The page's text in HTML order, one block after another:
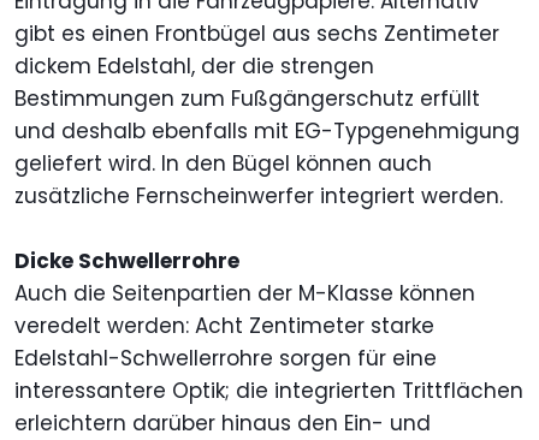
gibt es einen Frontbügel aus sechs Zentimeter
dickem Edelstahl, der die strengen
Bestimmungen zum Fußgängerschutz erfüllt
und deshalb ebenfalls mit EG-Typgenehmigung
geliefert wird. In den Bügel können auch
zusätzliche Fernscheinwerfer integriert werden.
Dicke Schwellerrohre
Auch die Seitenpartien der M-Klasse können
veredelt werden: Acht Zentimeter starke
Edelstahl-Schwellerrohre sorgen für eine
interessantere Optik; die integrierten Trittflächen
erleichtern darüber hinaus den Ein- und